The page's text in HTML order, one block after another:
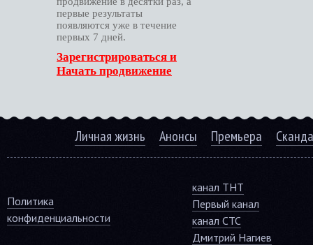
первые результаты
появляются уже в течение
первых 7 дней.
Зарегистрироваться и
Начать продвижение
Личная жизнь Анонсы Премьера
Политика
конфиденциальности
канал ТНТ
Первый канал
канал СТС
Дмитрий Нагиев